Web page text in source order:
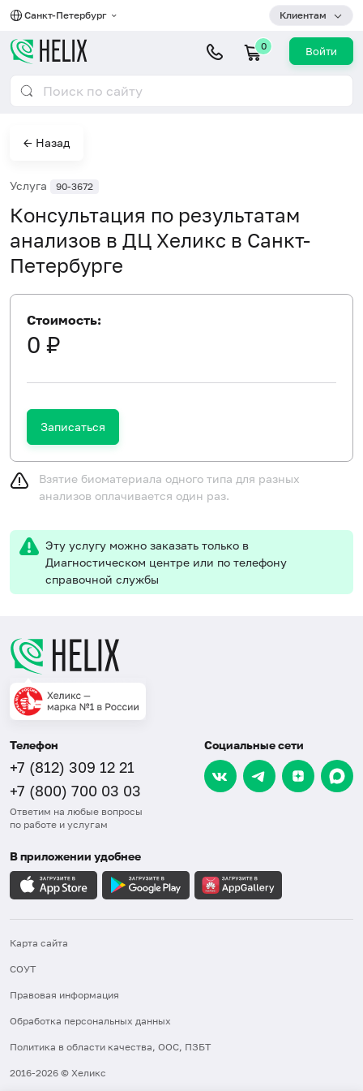
Санкт-Петербург Клиентам
0 Войти
← Назад
Услуга 90-3672
Консультация по результатам
анализов в ДЦ Хеликс в Санкт-
Петербурге
Стоимость:
0 ₽
Записаться
Взятие биоматериала одного типа для разных
анализов оплачивается один раз.
Эту услугу можно заказать только в
Диагностическом центре или по телефону
справочной службы
Телефон
+7 (812) 309 12 21
+7 (800) 700 03 03
Ответим на любые вопросы
по работе и услугам
Социальные сети
В приложении удобнее
Карта сайта
СОУТ
Правовая информация
Обработка персональных данных
Политика в области качества, ООС, ПЗБТ
2016-2026 © Хеликс